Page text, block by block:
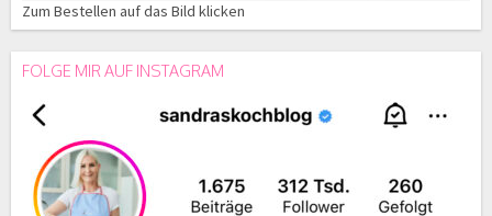
Zum Bestellen auf das Bild klicken
FOLGE MIR AUF INSTAGRAM